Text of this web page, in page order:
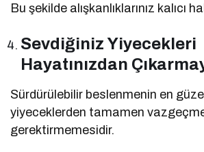
Bu şekilde alışkanlıklarınız kalıcı
Sevdiğiniz Yiyecekleri
Hayatınızdan
Sürdürülebilir beslenmenin en
yiyeceklerden tamamen
gerektirmemesidir.